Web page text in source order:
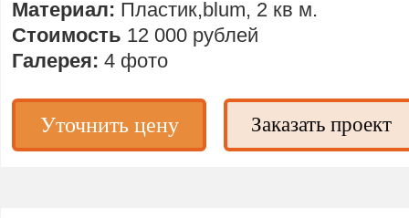
Уточнить цену Заказать проект
Материал: Пластик,blum, 2 кв м.
Стоимость 12 000 рублей
Галерея: 4 фото